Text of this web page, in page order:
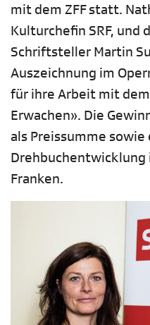
mit dem ZFF statt.
Kulturchefin SRF, und
Schriftsteller Martin
Auszeichnung im
für ihre Arbeit mit
Erwachen». Die
als Preissumme
Drehbuchentwicklung
Franken.